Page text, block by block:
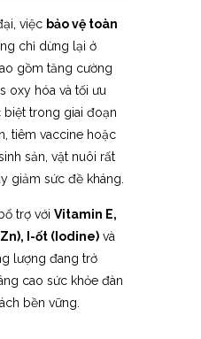
việc bảo vệ toàn
chỉ dừng lại ở
gồm tăng cường
oxy hóa và tối ưu
biệt trong giai đoạn
tiêm vaccine hoặc
sản, vật nuôi rất
giảm sức đề kháng.
trợ với Vitamin E,
I-ốt (Iodine) và
lượng đang trở
cao sức khỏe đàn
bền vững.